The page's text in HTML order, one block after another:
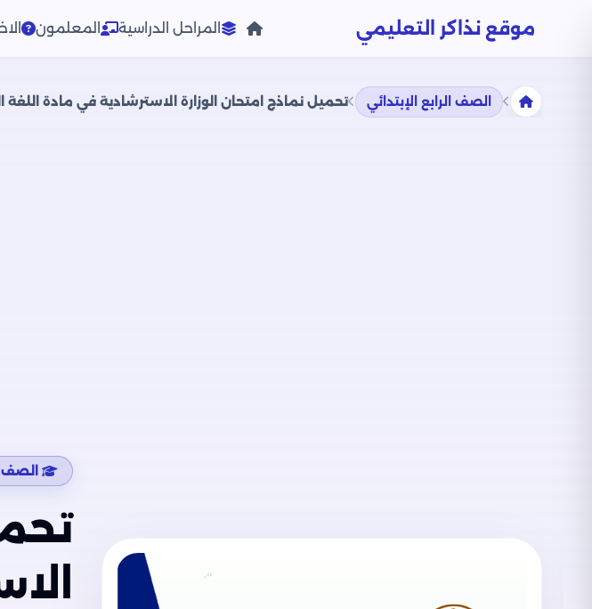
موقع نذاكر التعليمي المراحل الدراسية المعلمون
الصف الرابع الإبتدائي تحميل نماذج امتحان الوزارة الاسترشادية في مادة اللغة
الصف